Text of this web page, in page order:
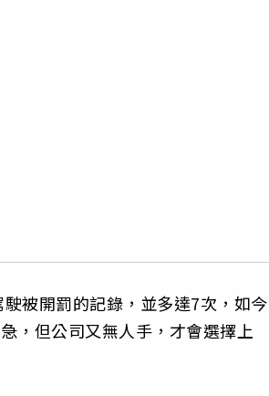
被開罰的記錄，並多達7次，如今
，但公司又無人手，才會選擇上